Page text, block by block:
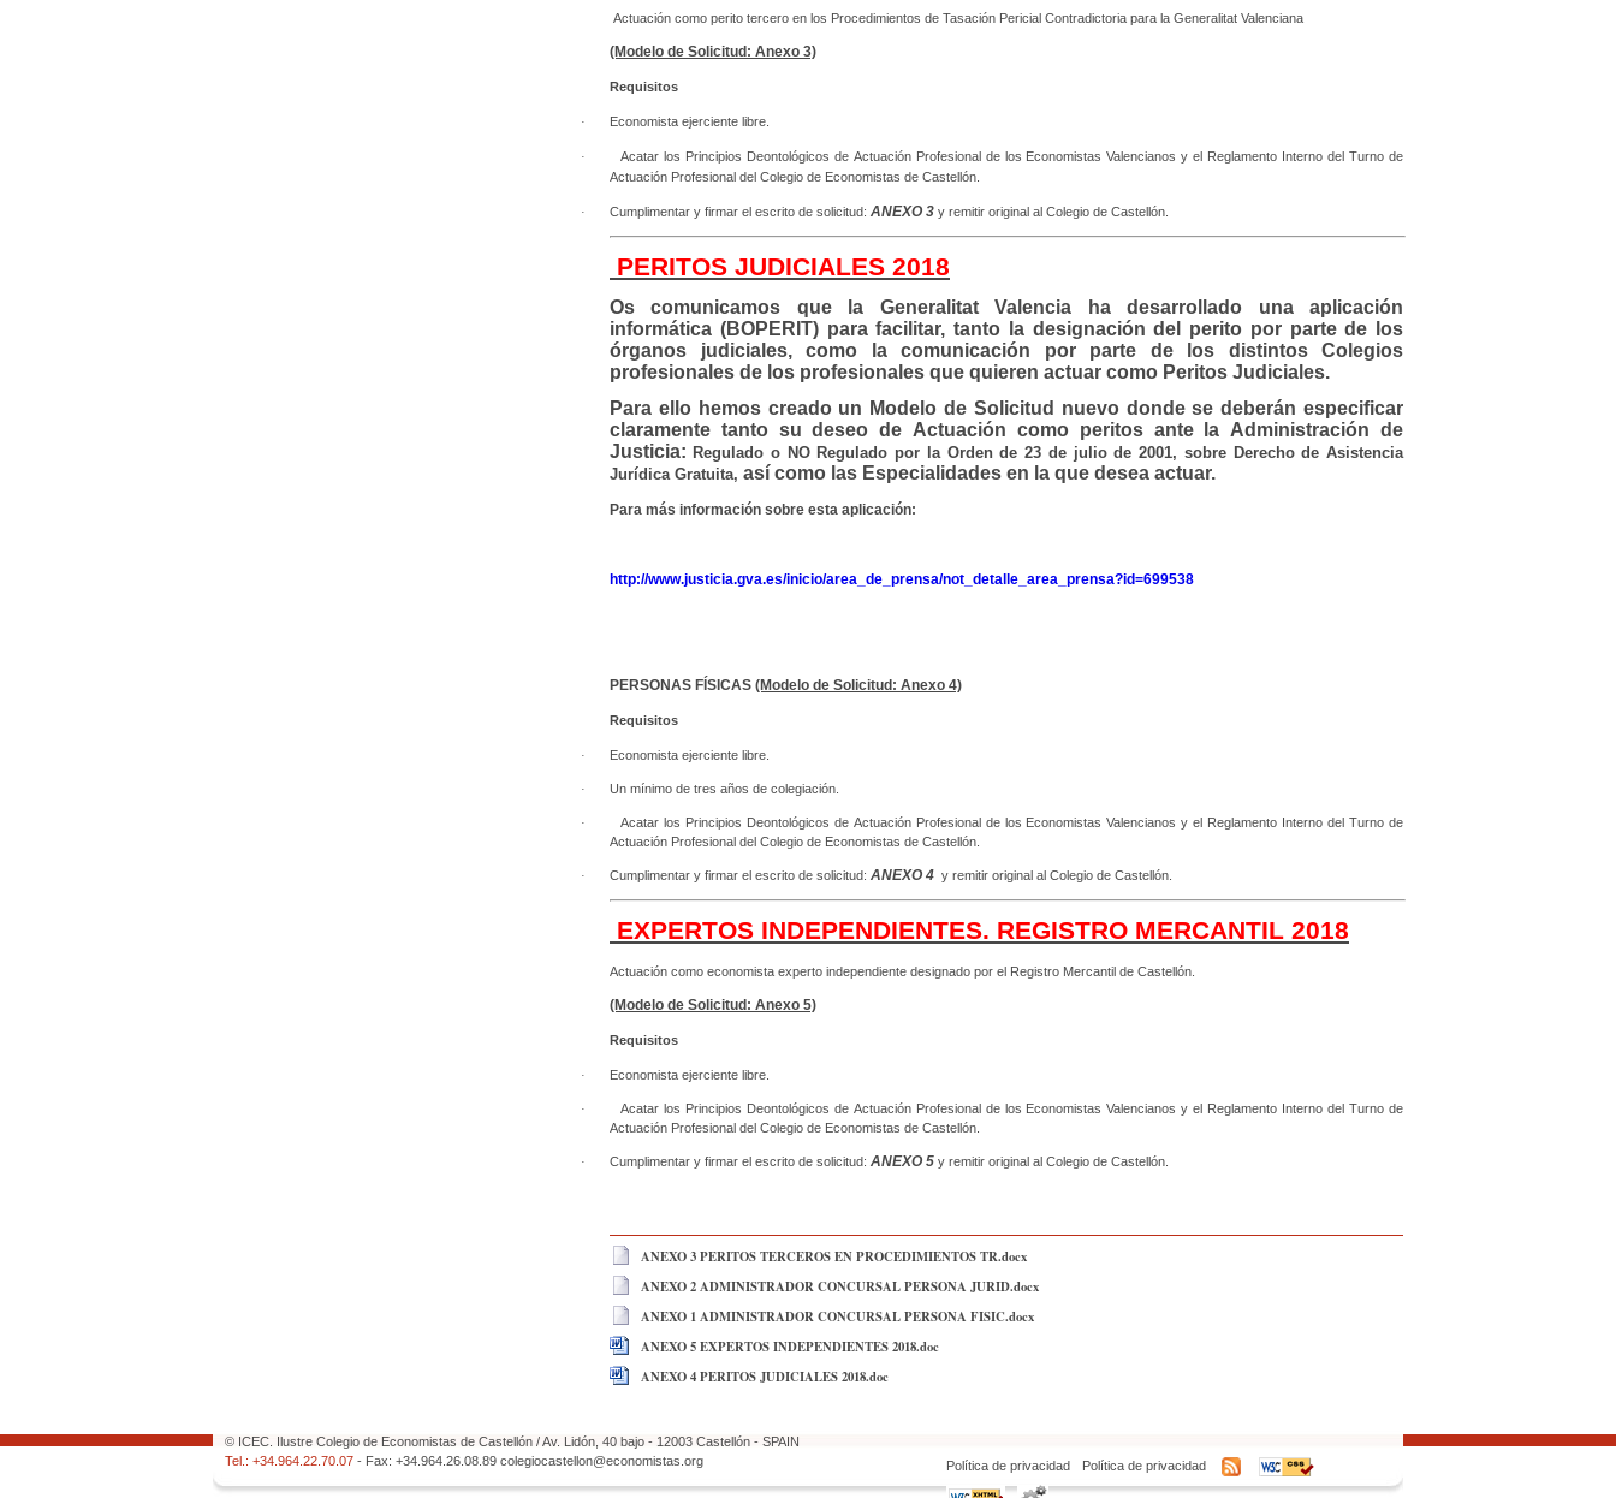
Actuación como perito tercero en los Procedimientos de Tasación Pericial Contradictoria para la Generalitat Valenciana
(Modelo de Solicitud: Anexo 3)
Requisitos
· Economista ejerciente libre.
·
Acatar los Principios Deontológicos de Actuación Profesional de los Economistas Valencianos y el Reglamento Interno del Turno de
Actuación Profesional del Colegio de Economistas de Castellón.
· Cumplimentar y firmar el escrito de solicitud: ANEXO 3 y remitir original al Colegio de Castellón.
PERITOS JUDICIALES 2018
Os comunicamos que la Generalitat Valencia ha desarrollado una aplicación
informática (BOPERIT) para facilitar, tanto la designación del perito por parte de los
órganos judiciales, como la comunicación por parte de los distintos Colegios
profesionales de los profesionales que quieren actuar como Peritos Judiciales.
Para ello hemos creado un Modelo de Solicitud nuevo donde se deberán especificar
claramente tanto su deseo de Actuación como peritos ante la Administración de
Justicia: Regulado o NO Regulado por la Orden de 23 de julio de 2001, sobre Derecho de Asistencia
Jurídica Gratuita, así como las Especialidades en la que desea actuar.
Para más información sobre esta aplicación:
http://www.justicia.gva.es/inicio/area_de_prensa/not_detalle_area_prensa?id=699538
PERSONAS FÍSICAS (Modelo de Solicitud: Anexo 4)
Requisitos
· Economista ejerciente libre.
· Un mínimo de tres años de colegiación.
·
Acatar los Principios Deontológicos de Actuación Profesional de los Economistas Valencianos y el Reglamento Interno del Turno de
Actuación Profesional del Colegio de Economistas de Castellón.
· Cumplimentar y firmar el escrito de solicitud: ANEXO 4 y remitir original al Colegio de Castellón.
EXPERTOS INDEPENDIENTES. REGISTRO MERCANTIL 2018
Actuación como economista experto independiente designado por el Registro Mercantil de Castellón.
(Modelo de Solicitud: Anexo 5)
Requisitos
· Economista ejerciente libre.
·
Acatar los Principios Deontológicos de Actuación Profesional de los Economistas Valencianos y el Reglamento Interno del Turno de
Actuación Profesional del Colegio de Economistas de Castellón.
· Cumplimentar y firmar el escrito de solicitud: ANEXO 5 y remitir original al Colegio de Castellón.
ANEXO 3 PERITOS TERCEROS EN PROCEDIMIENTOS TR.docx
ANEXO 2 ADMINISTRADOR CONCURSAL PERSONA JURID.docx
ANEXO 1 ADMINISTRADOR CONCURSAL PERSONA FISIC.docx
ANEXO 5 EXPERTOS INDEPENDIENTES 2018.doc
ANEXO 4 PERITOS JUDICIALES 2018.doc
© ICEC. Ilustre Colegio de Economistas de Castellón / Av. Lidón, 40 bajo - 12003 Castellón - SPAIN
Tel.: +34.964.22.70.07 - Fax: +34.964.26.08.89 colegiocastellon@economistas.org Política de privacidad Política de privacidad